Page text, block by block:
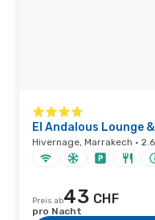
El Andalous Lounge
Hivernage, Marrakech ·
Preis ab43 CHF
pro Nacht